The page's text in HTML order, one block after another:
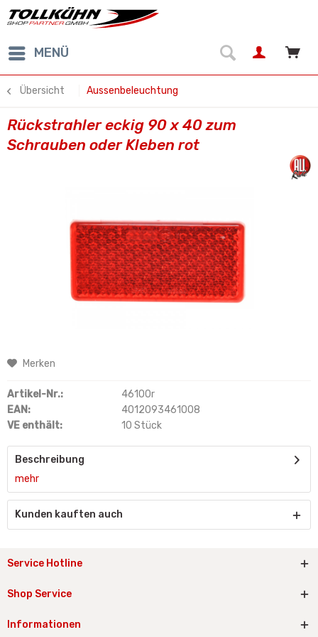
MENÜ
Übersicht Aussenbeleuchtung
Rückstrahler eckig 90 x 40 zum
Schrauben oder Kleben rot
Merken
Artikel-Nr.:
46100r
EAN:
4012093461008
VE enthält:
10 Stück
Beschreibung
mehr
Kunden kauften auch
Service Hotline
Shop Service
Informationen